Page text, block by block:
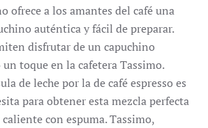
ofrece a los amantes del café una
auténtica y fácil de preparar.
disfrutar de un capuchino
toque en la cafetera Tassimo.
de leche por la de café espresso es
para obtener esta mezcla perfecta
caliente con espuma.Tassimo,